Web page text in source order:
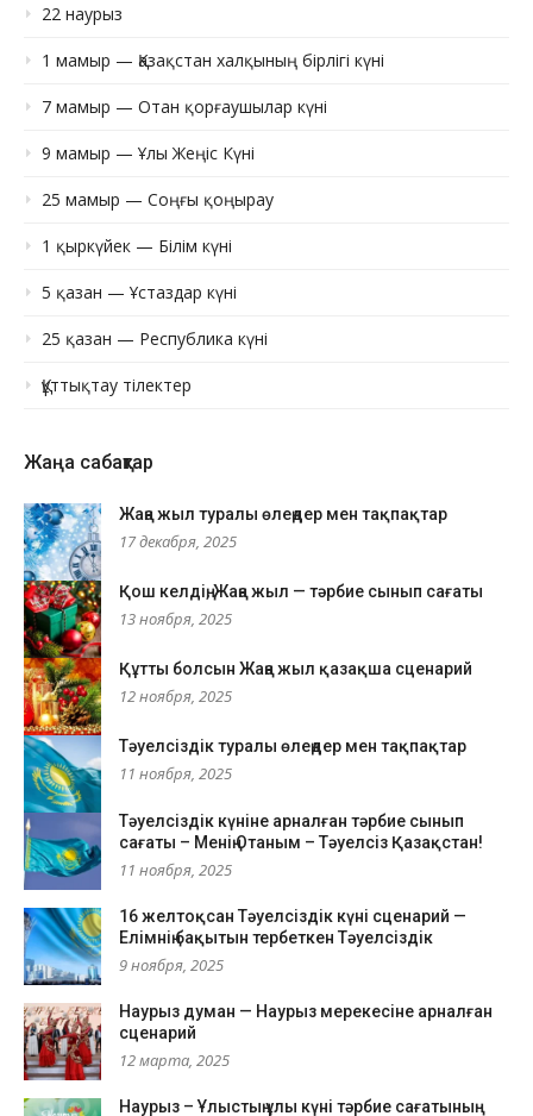
22 наурыз
1 мамыр — Қазақстан халқының бірлігі күні
7 мамыр — Отан қорғаушылар күні
9 мамыр — Ұлы Жеңіс Күні
25 мамыр — Соңғы қоңырау
1 қыркүйек — Білім күні
5 қазан — Ұстаздар күні
25 қазан — Республика күні
Құттықтау тілектер
Жаңа сабақтар
Жаңа жыл туралы өлеңдер мен тақпақтар
17 декабря, 2025
Қош келдің, Жаңа жыл — тәрбие сынып сағаты
13 ноября, 2025
Құтты болсын Жаңа жыл қазақша сценарий
12 ноября, 2025
Тәуелсіздік туралы өлеңдер мен тақпақтар
11 ноября, 2025
Тәуелсіздік күніне арналған тәрбие сынып
сағаты – Менің Отаным – Тәуелсіз Қазақстан!
11 ноября, 2025
16 желтоқсан Тәуелсіздік күні сценарий —
Елімнің бақытын тербеткен Тәуелсіздік
9 ноября, 2025
Наурыз думан — Наурыз мерекесіне арналған
сценарий
12 марта, 2025
Наурыз – Ұлыстың ұлы күні тәрбие сағатының